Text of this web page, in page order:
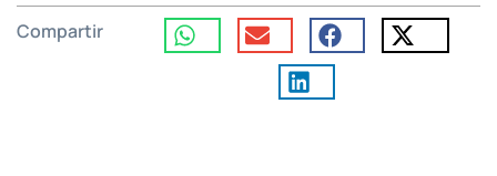
Compartir